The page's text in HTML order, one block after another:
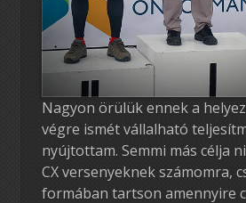
Nagyon örülük ennek a
végre ismét vállalható
nyújtottam. Semmi más célja
CX versenyeknek számomra,
formában tartson amennyire